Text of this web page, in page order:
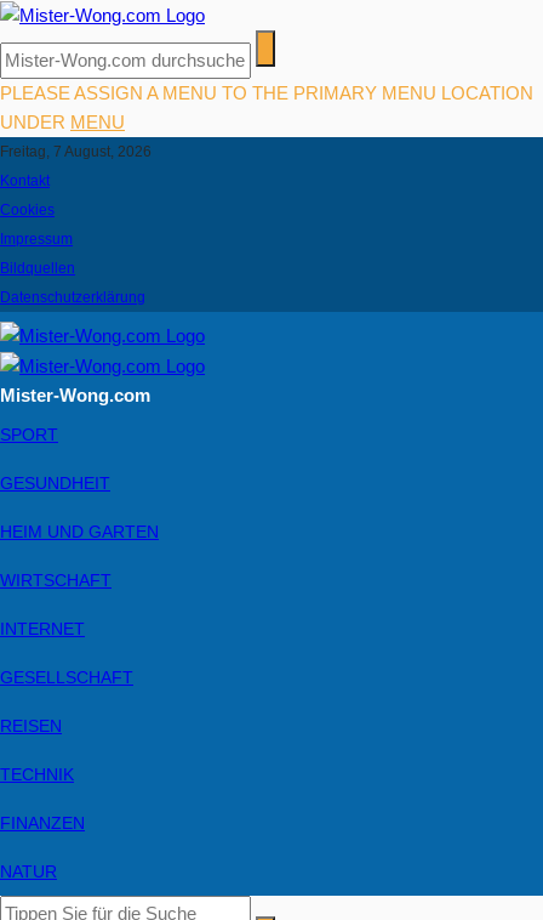
PLEASE ASSIGN A MENU TO THE PRIMARY MENU LOCATION
UNDER MENU
Freitag, 7 August, 2026
Kontakt
Cookies
Impressum
Bildquellen
Datenschutzerklärung
Mister-Wong.com
SPORT
GESUNDHEIT
HEIM UND GARTEN
WIRTSCHAFT
INTERNET
GESELLSCHAFT
REISEN
TECHNIK
FINANZEN
NATUR